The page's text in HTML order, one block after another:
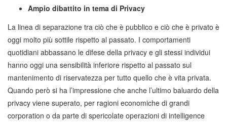
Ampio dibattito in tema di Privacy
La linea di separazione tra ciò che è pubblico e ciò che è privato è
oggi molto più sottile rispetto al passato. I comportamenti
quotidiani abbassano le difese della privacy e gli stessi individui
hanno oggi una sensibilità inferiore rispetto al passato sul
mantenimento di riservatezza per tutto quello che è vita privata.
Quando però si ha l’impressione che anche l’ultimo baluardo della
privacy viene superato, per ragioni economiche di grandi
corporation o da parte di spericolate operazioni di intelligence